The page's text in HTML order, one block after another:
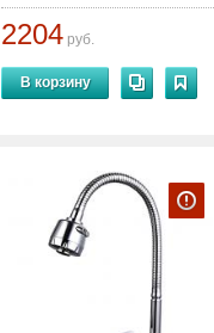
2204 руб.
В корзину